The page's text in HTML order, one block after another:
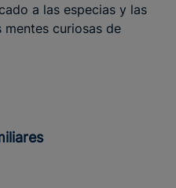
a las especias y las
mentes curiosas de